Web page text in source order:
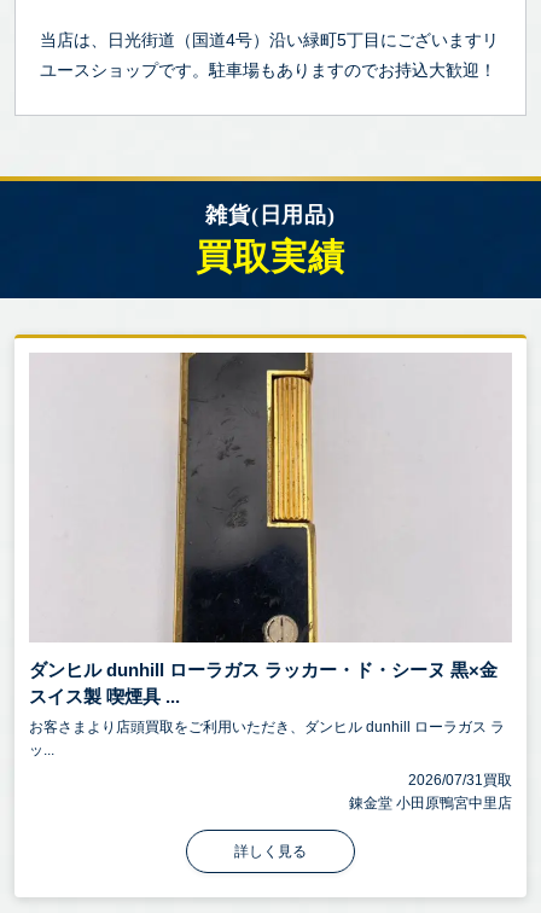
当店は、日光街道（国道4号）沿い緑町5丁目にございますリ
ユースショップです。駐車場もありますのでお持込大歓迎！
雑貨(日用品)
買取実績
ダンヒル dunhill ローラガス ラッカー・ド・シーヌ 黒×金
スイス製 喫煙具 ...
お客さまより店頭買取をご利用いただき、ダンヒル dunhill ローラガス ラ
ッ...
2026/07/31買取
錬金堂 小田原鴨宮中里店
詳しく見る